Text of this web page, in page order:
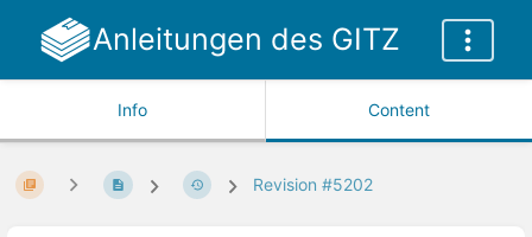
Anleitungen des GITZ
Info Content
Revision #5202